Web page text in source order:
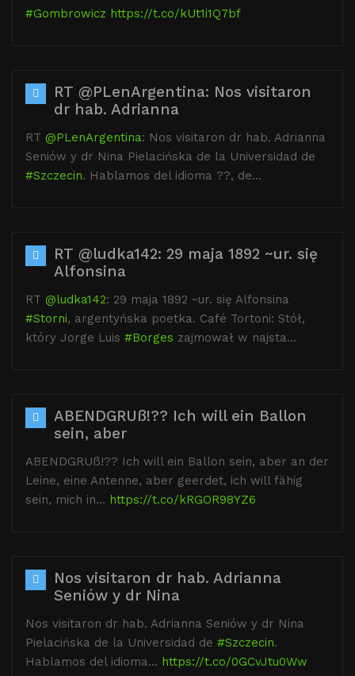
#Gombrowicz https://t.co/kUt1i1Q7bf
RT @PLenArgentina: Nos visitaron
dr hab. Adrianna
RT @PLenArgentina: Nos visitaron dr hab. Adrianna
Seniów y dr Nina Pielacińska de la Universidad de
#Szczecin. Hablamos del idioma ??, de…
RT @ludka142: 29 maja 1892 ~ur. się
Alfonsina
RT @ludka142: 29 maja 1892 ~ur. się Alfonsina
#Storni, argentyńska poetka. Café Tortoni: Stół,
który Jorge Luis #Borges zajmował w najsta…
ABENDGRUß!?? Ich will ein Ballon
sein, aber
ABENDGRUß!?? Ich will ein Ballon sein, aber an der
Leine, eine Antenne, aber geerdet, ich will fähig
sein, mich in… https://t.co/kRGOR98YZ6
Nos visitaron dr hab. Adrianna
Seniów y dr Nina
Nos visitaron dr hab. Adrianna Seniów y dr Nina
Pielacińska de la Universidad de #Szczecin.
Hablamos del idioma… https://t.co/0GCvJtu0Ww